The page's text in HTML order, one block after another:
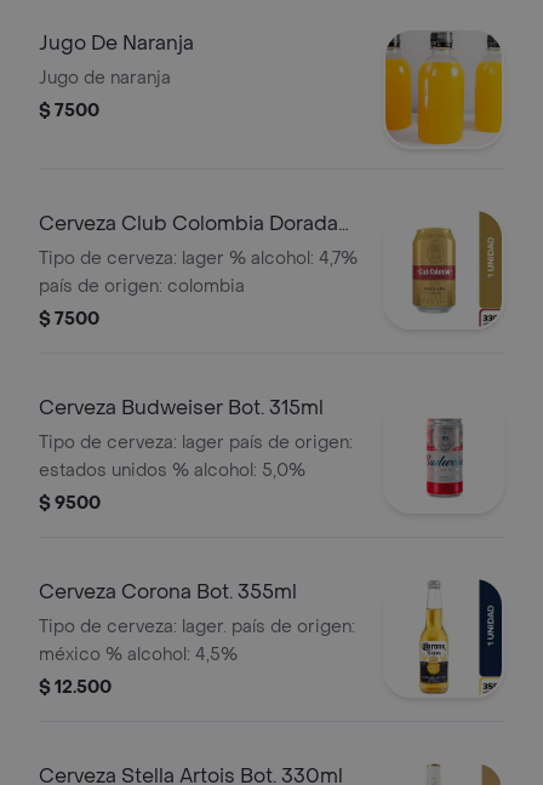
Jugo De Naranja
Jugo de naranja
$ 7500
Cerveza Club Colombia Dorada
Bot. 330ml
Tipo de cerveza: lager % alcohol: 4,7%
país de origen: colombia
$ 7500
Cerveza Budweiser Bot. 315ml
Tipo de cerveza: lager país de origen:
estados unidos % alcohol: 5,0%
$ 9500
Cerveza Corona Bot. 355ml
Tipo de cerveza: lager. país de origen:
méxico % alcohol: 4,5%
$ 12.500
Cerveza Stella Artois Bot. 330ml